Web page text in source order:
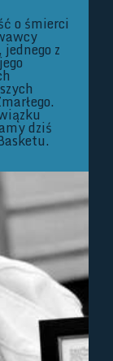
o śmierci
z
dziś